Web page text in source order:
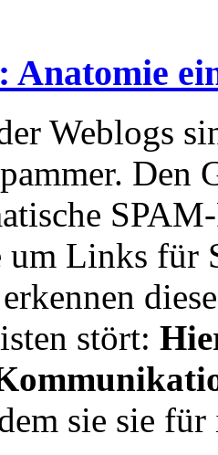
Anatomie
Weblogs
Den
um Links für
stört:
sie sie